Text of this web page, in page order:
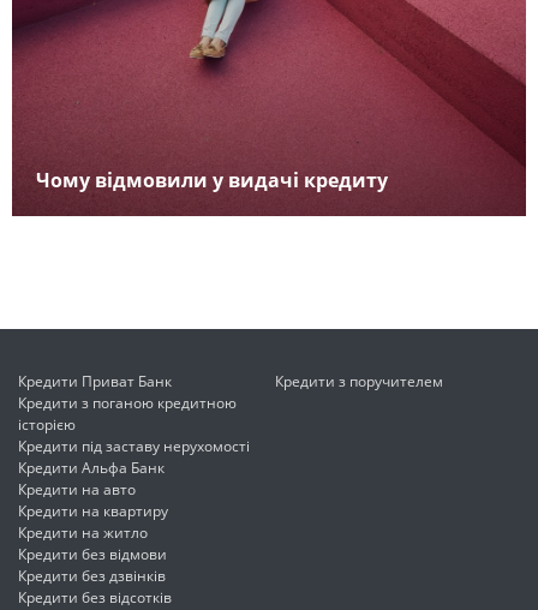
Чому відмовили у видачі кредиту
Кредити Приват Банк
Кредити з поганою кредитною
історією
Кредити під заставу нерухомості
Кредити Альфа Банк
Кредити на авто
Кредити на квартиру
Кредити на житло
Кредити без відмови
Кредити без дзвінків
Кредити без відсотків
Кредити з поручителем